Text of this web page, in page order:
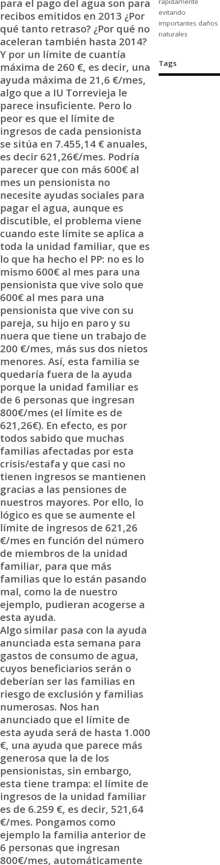
para el pago del agua son para
recibos emitidos en 2013 ¿Por
qué tanto retraso? ¿Por qué no
aceleran también hasta 2014?
Y por un límite de cuantía
máxima de 260 €, es decir, una
ayuda máxima de 21,6 €/mes,
algo que a IU Torrevieja le
parece insuficiente. Pero lo
peor es que el límite de
ingresos de cada pensionista
se sitúa en 7.455,14 € anuales,
es decir 621,26€/mes. Podría
parecer que con más 600€ al
mes un pensionista no
necesite ayudas sociales para
pagar el agua, aunque es
discutible, el problema viene
cuando este límite se aplica a
toda la unidad familiar, que es
lo que ha hecho el PP: no es lo
mismo 600€ al mes para una
pensionista que vive solo que
600€ al mes para una
pensionista que vive con su
pareja, su hijo en paro y su
nuera que tiene un trabajo de
200 €/mes, más sus dos nietos
menores. Así, esta familia se
quedaría fuera de la ayuda
porque la unidad familiar es
de 6 personas que ingresan
800€/mes (el límite es de
621,26€). En efecto, es por
todos sabido que muchas
familias afectadas por esta
crisis/estafa y que casi no
tienen ingresos se mantienen
gracias a las pensiones de
nuestros mayores. Por ello, lo
lógico es que se aumente el
límite de ingresos de 621,26
€/mes en función del número
de miembros de la unidad
familiar, para que más
familias que lo están pasando
mal, como la de nuestro
ejemplo, pudieran acogerse a
esta ayuda.
Algo similar pasa con la ayuda
anunciada esta semana para
gastos de consumo de agua,
cuyos beneficiarios serán o
deberían ser las familias en
riesgo de exclusión y familias
numerosas. Nos han
anunciado que el límite de
esta ayuda será de hasta 1.000
€, una ayuda que parece más
generosa que la de los
pensionistas, sin embargo,
esta tiene trampa: el límite de
ingresos de la unidad familiar
es de 6.259 €, es decir, 521,64
€/mes. Pongamos como
ejemplo la familia anterior de
6 personas que ingresan
800€/mes, automáticamente
evitando
importantes daños
naturales
Tags